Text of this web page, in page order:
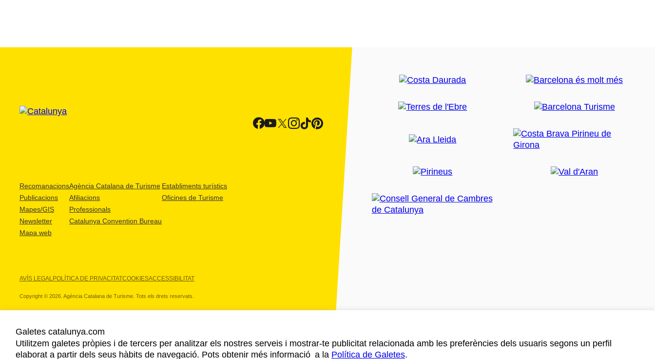
Recomanacions
Publicacions
Mapes/GIS
Newsletter
Mapa web
Agència Catalana de Turisme
Afiliacions
Professionals
Catalunya Convention Bureau
Establiments turístics
Oficines de Turisme
AVÍS LEGALPOLÍTICA DE PRIVACITATCOOKIESACCESSIBILITAT
Copyright © 2026. Agència Catalana de Turisme. Tots els drets reservats.
ELS NOSTRES PARTNERS
Galetes catalunya.com
Utilitzem galetes pròpies i de tercers per analitzar els nostres serveis i mostrar-te publicitat relacionada amb les preferències dels usuaris segons un perfil
elaborat a partir dels seus hàbits de navegació. Pots obtenir més informació a la Política de Galetes.